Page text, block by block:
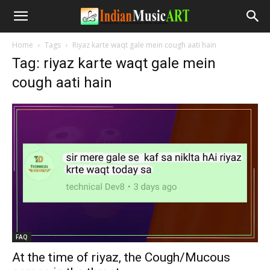
Home Tags Riyaz karte waqt gale mein cough aati hain
Tag: riyaz karte waqt gale mein
cough aati hain
FAQ
At the time of riyaz, the Cough/Mucous